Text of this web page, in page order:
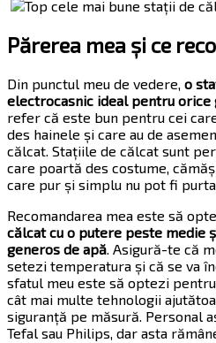
Părerea mea și ce
Din punctul meu de vedere, o
electrocasnic ideal pentru orice
refer că este bun pentru cei
des hainele și care au de
călcat. Stațiile de călcat sunt
care poartă des costume,
care pur și simplu nu pot fi
Recomandarea mea este să
călcat cu o putere peste medie
generos de apă. Asigură-te că
setezi temperatura și că se va
sfatul meu este să optezi
cât mai multe tehnologii
siguranță pe măsură. Personal
Tefal sau Philips, dar asta